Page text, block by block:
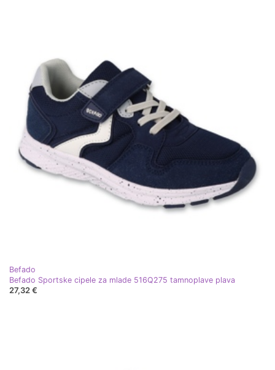
Befado
Befado Sportske cipele za mlade 516Q275 tamnoplave plava
27,32 €